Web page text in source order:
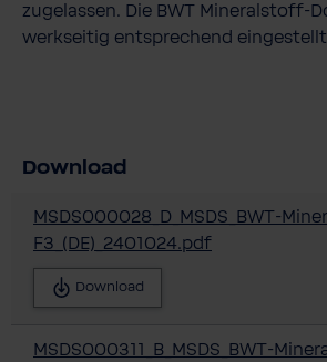
zugelassen. Die BWT Mineralstoff-
werkseitig entsprechend
Download
MSDS000028_D_MSDS_BWT-
F3_(DE)_2401024.pdf
Download
MSDS000311_B_MSDS_BWT-